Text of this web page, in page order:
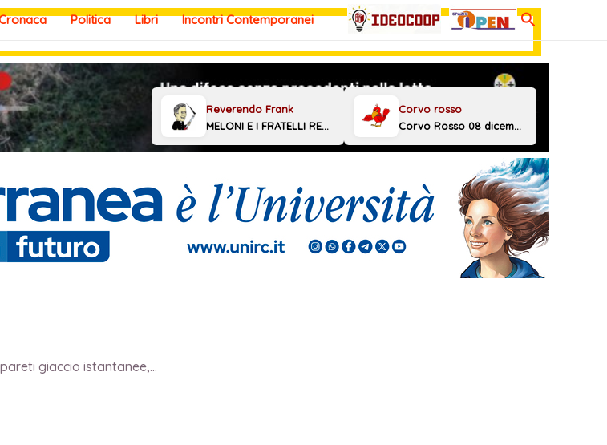
Politica Libri Incontri Contemporanei Cerca
MELONI E I FRATELLI REGGINI Corvo Rosso 08 dicembre 2025
giaccio istantanee,...